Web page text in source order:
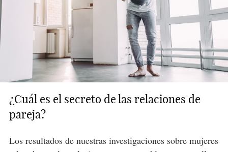
¿Cuál es el secreto de las relaciones de
pareja?
Los resultados de nuestras investigaciones sobre mujeres